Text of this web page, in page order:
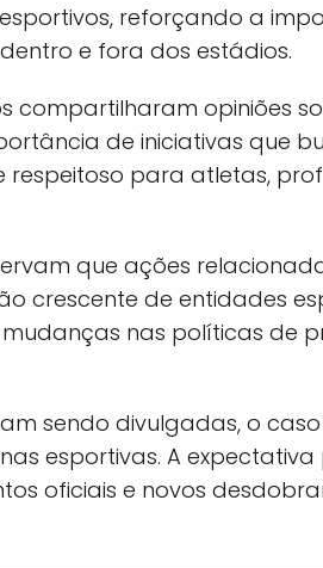
reforçando a
e fora dos estádios.
compartilharam opiniões
de iniciativas que
para atletas,
que ações
crescente de entidades
nas políticas de
sendo divulgadas, o
esportivas. A
oficiais e novos